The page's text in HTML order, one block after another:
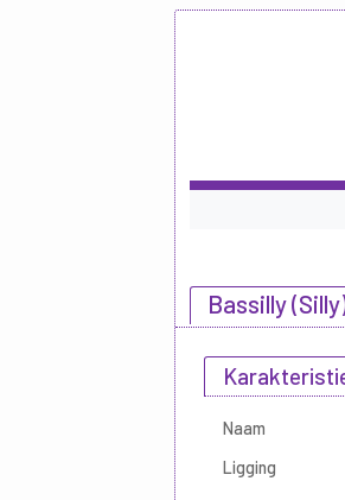
Bassilly
Naam
Ligging